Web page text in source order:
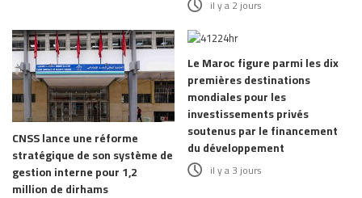
il y a 2 jours
CNSS lance une réforme
stratégique de son système de
gestion interne pour 1,2
million de dirhams
Le Maroc figure parmi les dix
premières destinations
mondiales pour les
investissements privés
soutenus par le financement
du développement
il y a 3 jours